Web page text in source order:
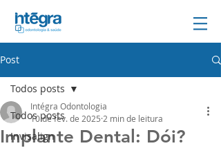
Post
Todos posts
Invisalign
Todos posts
Implante Dental: Dói?
Intégra Odontologia
10 de fev. de 2025 2 min de leitura